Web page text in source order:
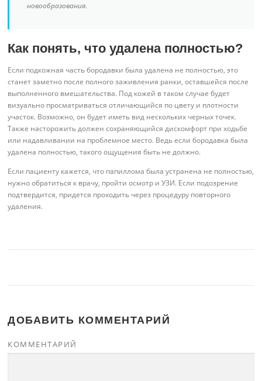
новообразования.
Как понять, что удалена полностью?
Если подкожная часть бородавки была удалена не полностью, это
станет заметно после полного заживления ранки, оставшейся после
выполненного вмешательства. Под кожей в таком случае будет
визуально просматриваться отличающийся по цвету и плотности
участок. Возможно, он будет иметь вид нескольких черных точек.
Также насторожить должен сохраняющийся дискомфорт при ходьбе
или надавливании на проблемное место. Ведь если бородавка была
удалена полностью, такого ощущения быть не должно.
Если пациенту кажется, что папиллома была устранена не полностью,
нужно обратиться к врачу, пройти осмотр и УЗИ. Если подозрение
подтвердится, придется проходить через процедуру повторного
удаления.
ДОБАВИТЬ КОММЕНТАРИЙ
КОММЕНТАРИЙ